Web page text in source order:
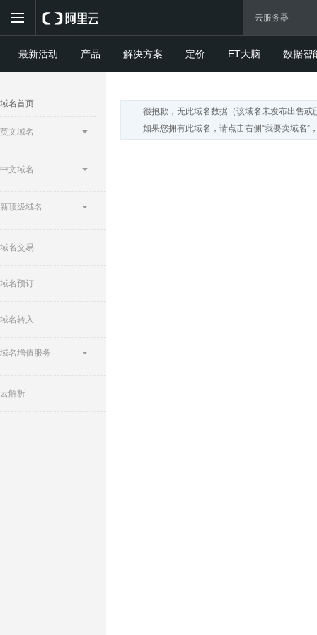
最新活动 产品 解决方案 定价 ET大脑 数据智
域名首页
英文域名
中文域名
新顶级域名
域名交易
域名预订
域名转入
域名增值服务
云解析
很抱歉，无此域名数据（该域名未发布出售或
如果您拥有此域名，请点击右侧“我要卖域名”